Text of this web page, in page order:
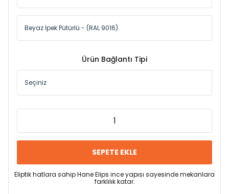
Ürün Bağlantı Tipi
SEPETE EKLE
Eliptik hatlara sahip Hane Elips ince yapısı sayesinde mekanlara
farklılık katar.